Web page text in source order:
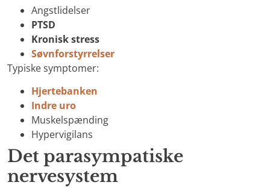
Angstlidelser
PTSD
Kronisk stress
Søvnforstyrrelser
Typiske symptomer:
Hjertebanken
Indre uro
Muskelspænding
Hypervigilans
Det parasympatiske
nervesystem